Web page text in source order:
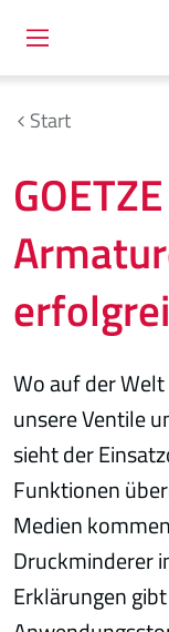
Start
Wo auf der
unsere Ventile
sieht der
Funktionen
Medien
Druckminderer
Erklärungen